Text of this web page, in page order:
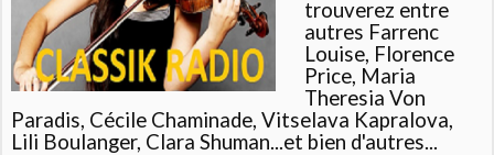
trouverez entre
autres Farrenc
Louise, Florence
Price, Maria
Theresia Von
Paradis, Cécile Chaminade, Vitselava Kapralova,
Lili Boulanger, Clara Shuman...et bien d'autres...